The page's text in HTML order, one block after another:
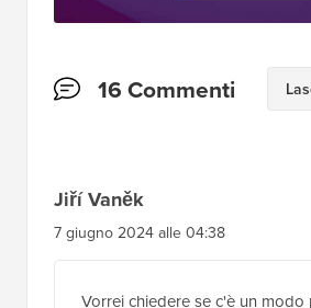
Interazioni
16 Commenti
Jiří Vaněk
7 giugno 2024 alle 04:38
Vorrei chiedere se c'è un modo